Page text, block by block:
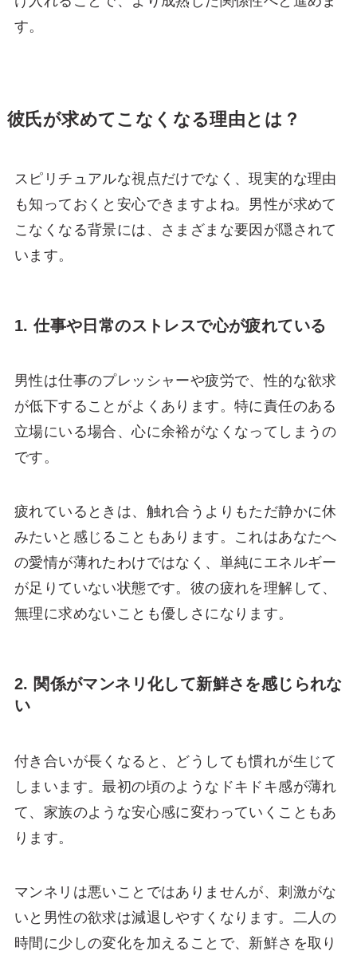
す。
彼氏が求めてこなくなる理由とは？
スピリチュアルな視点だけでなく、現実的な理由
も知っておくと安心できますよね。男性が求めて
こなくなる背景には、さまざまな要因が隠されて
います。
1. 仕事や日常のストレスで心が疲れている
男性は仕事のプレッシャーや疲労で、性的な欲求
が低下することがよくあります。特に責任のある
立場にいる場合、心に余裕がなくなってしまうの
です。
疲れているときは、触れ合うよりもただ静かに休
みたいと感じることもあります。これはあなたへ
の愛情が薄れたわけではなく、単純にエネルギー
が足りていない状態です。彼の疲れを理解して、
無理に求めないことも優しさになります。
2. 関係がマンネリ化して新鮮さを感じられな
い
付き合いが長くなると、どうしても慣れが生じて
しまいます。最初の頃のようなドキドキ感が薄れ
て、家族のような安心感に変わっていくこともあ
ります。
マンネリは悪いことではありませんが、刺激がな
いと男性の欲求は減退しやすくなります。二人の
時間に少しの変化を加えることで、新鮮さを取り